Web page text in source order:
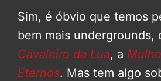
Sim, é óbvio que temos
bem mais undergrounds,
Cavaleiro da Lua, a
Eternos. Mas tem algo